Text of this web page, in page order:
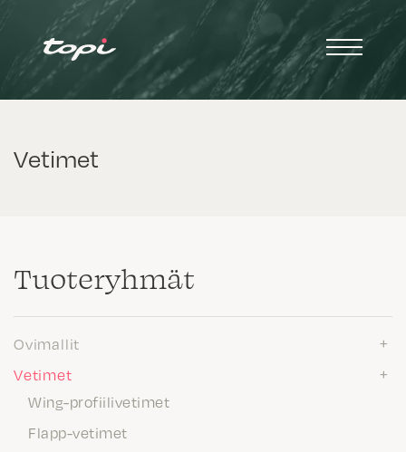
Vetimet
Tuote­ryhmät
Ovimallit
Vetimet
Wing-profiilivetimet
Flapp-vetimet